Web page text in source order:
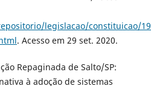
legislacao/constituicao/
. Acesso em 29 set. 2020.
Repaginada de Salto/SP:
à adoção de sistemas